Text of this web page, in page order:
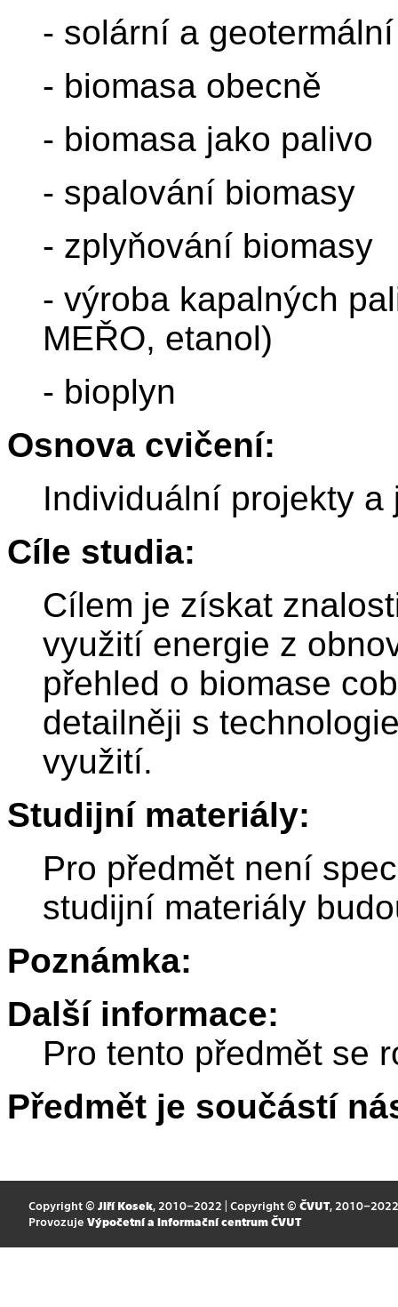
- solární a
- biomasa obecně
- biomasa jako palivo
- spalování biomasy
- zplyňování biomasy
- výroba kapalných
MEŘO, etanol)
- bioplyn
Osnova cvičení:
Individuální projekty a
Cíle studia:
Cílem je získat
využití energie z
přehled o biomase
detailněji s
využití.
Studijní materiály:
Pro předmět není
studijní materiály
Poznámka:
Další informace:
Pro tento předmět se
Předmět je součástí
Copyright © Jiří Kosek, 2010–2022 | Copyright © ČVUT, 2010–2022
Provozuje Výpočetní a informační centrum ČVUT